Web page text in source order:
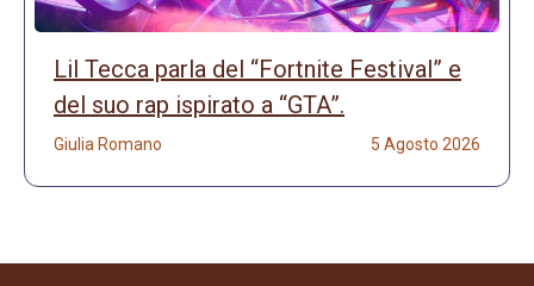
Lil Tecca parla del “Fortnite Festival” e
del suo rap ispirato a “GTA”.
Giulia Romano 5 Agosto 2026